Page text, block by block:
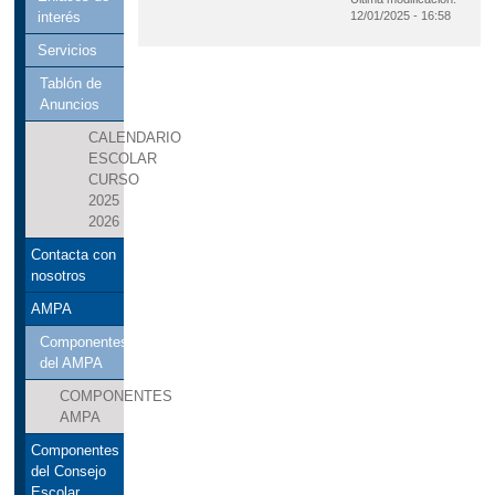
interés
Servicios
Tablón de
Anuncios
CALENDARIO
ESCOLAR
CURSO
2025
2026
Contacta con
nosotros
AMPA
Componentes
del AMPA
COMPONENTES
AMPA
Componentes
del Consejo
12/01/2025 - 16:58